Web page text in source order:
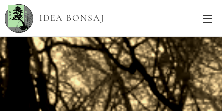
IDEA BONSAJ